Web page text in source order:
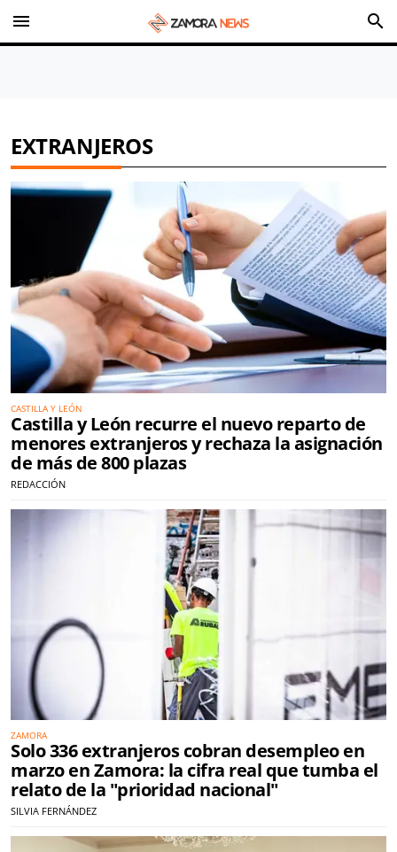
menu search
EXTRANJEROS
CASTILLA Y LEÓN
Castilla y León recurre el nuevo reparto de
menores extranjeros y rechaza la asignación
de más de 800 plazas
REDACCIÓN
ZAMORA
Solo 336 extranjeros cobran desempleo en
marzo en Zamora: la cifra real que tumba el
relato de la "prioridad nacional"
SILVIA FERNÁNDEZ